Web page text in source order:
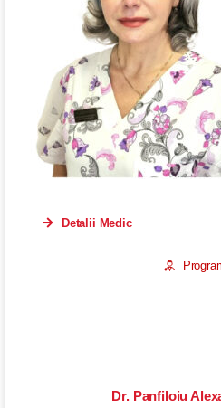
Detalii Medic
Dr. Panfiloiu